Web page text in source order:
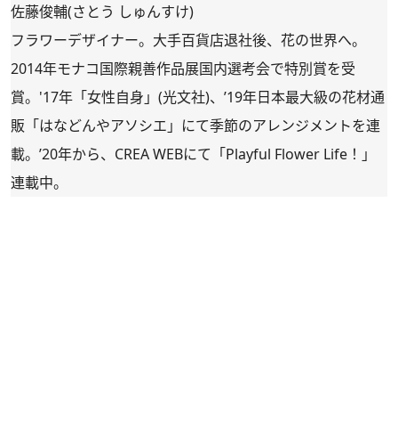
佐藤俊輔(さとう しゅんすけ)
フラワーデザイナー。大手百貨店退社後、花の世界へ。
2014年モナコ国際親善作品展国内選考会で特別賞を受
賞。'17年「女性自身」(光文社)、’19年日本最大級の花材通
販「はなどんやアソシエ 」にて季節のアレンジメントを連
載。’20年から、CREA WEBにて「Playful Flower Life！ 」
連載中。